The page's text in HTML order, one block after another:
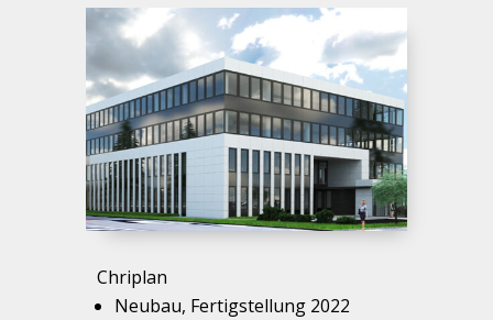
Chriplan
Neubau, Fertigstellung 2022